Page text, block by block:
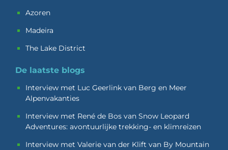
Azoren
Madeira
The Lake District
De laatste blogs
Interview met Luc Geerlink van Berg en Meer
Alpenvakanties
Interview met René de Bos van Snow Leopard
Adventures: avontuurlijke trekking- en klimreizen
Interview met Valerie van der Klift van By Mountain